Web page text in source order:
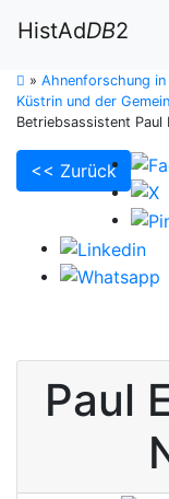
HistAdDB2
» Ahnenforschung in
Küstrin und der
Betriebsassistent Paul
<< Zurück
Paul